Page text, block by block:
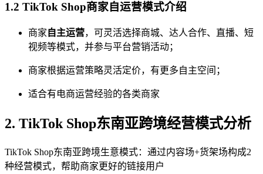
1.2 TikTok Shop商家自运营模式介绍
商家 自主运营，可灵活选择商城、达人合作、直播、短
视频等模式，并参与平台营销活动；
商家根据运营策略灵活定价，有更多自主空间；
适合有电商运营经验的各类商家
2. TikTok Shop东南亚跨境经营模式分析
TikTok Shop东南亚跨境生意模式：通过内容场+货架场构成2
种经营模式，帮助商家更好的链接用户